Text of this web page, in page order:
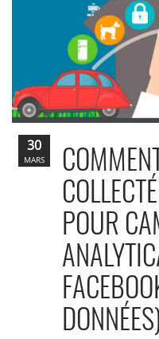
POUR
DONNÉES)
30
MARS